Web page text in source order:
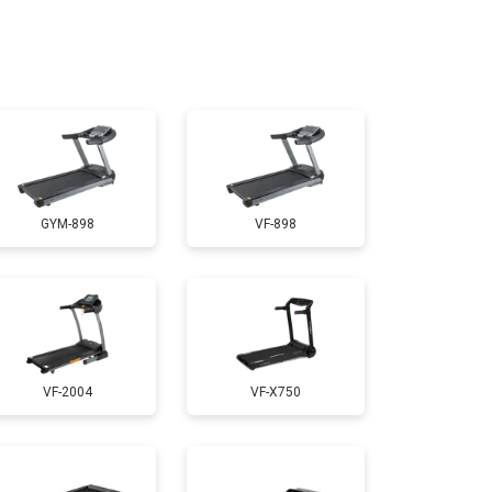
1000 ₽ Заказать
1500 ₽ Заказать
800 ₽ Заказать
GYM-898 VF-898
VF-2004 VF-X750